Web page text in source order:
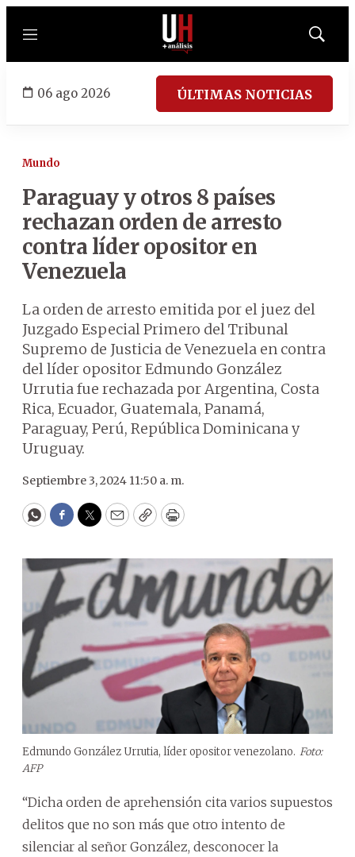
Menú
Mostrar
06 ago 2026 ÚLTIMAS NOTICIAS
Mundo
Paraguay y otros 8 países
rechazan orden de arresto
contra líder opositor en
Venezuela
La orden de arresto emitida por el juez del
Juzgado Especial Primero del Tribunal
Supremo de Justicia de Venezuela en contra
del líder opositor Edmundo González
Urrutia fue rechazada por Argentina, Costa
Rica, Ecuador, Guatemala, Panamá,
Paraguay, Perú, República Dominicana y
Uruguay.
Septiembre 3, 2024 11:50 a. m.
WhatsApp
Facebook
Twitter
EmailCopyPrint
Edmundo González Urrutia, líder opositor venezolano. Foto:
AFP
“Dicha orden de aprehensión cita varios supuestos
delitos que no son más que otro intento de
silenciar al señor González, desconocer la